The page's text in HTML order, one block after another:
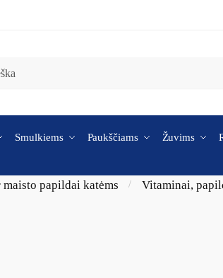
Smulkiems Paukščiams Žuvims
papildai katėms / Vitaminai,